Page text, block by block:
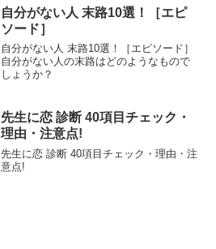
自分がない人 末路10選！［エピ
ソード］
自分がない人 末路10選！［エピソード］
自分がない人の末路はどのようなもので
しょうか？
先生に恋 診断 40項目チェック・
理由・注意点!
先生に恋 診断 40項目チェック・理由・注
意点!